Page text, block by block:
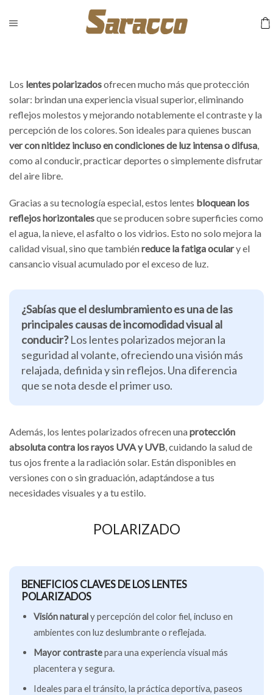
Los lentes polarizadosofrecen mucho más que protección
solar: brindan una experiencia visual superior, eliminando
reflejos molestos y mejorando notablemente el contraste y la
percepción de los colores. Son ideales para quienes buscan
ver con nitidez incluso en condiciones de luz intensa o difusa,
como al conducir, practicar deportes o simplemente disfrutar
del aire libre.
Gracias a su tecnología especial, estos lentes bloquean los
reflejos horizontalesque se producen sobre superficies como
el agua, la nieve, el asfalto o los vidrios. Esto no solo mejora la
calidad visual, sino que tambiénreduce la fatiga oculary el
cansancio visual acumulado por el exceso de luz.
¿Sabías que el deslumbramiento es una de las
principales causas de incomodidad visual al
conducir?Los lentes polarizados mejoran la
seguridad al volante, ofreciendo una visión más
relajada, definida y sin reflejos. Una diferencia
que se nota desde el primer uso.
Además, los lentes polarizados ofrecen unaprotección
absoluta contra los rayos UVA y UVB , cuidando la salud de
tus ojos frente a la radiación solar. Están disponibles en
versiones con o sin graduación, adaptándose a tus
necesidades visuales y a tu estilo.
POLARIZADO
BENEFICIOS CLAVES DE LOS LENTES
POLARIZADOS
Visión naturaly percepción del color fiel, incluso en
ambientes con luz deslumbrante o reflejada.
Mayor contrastepara una experiencia visual más
placentera y segura.
Ideales para el tránsito, la práctica deportiva, paseos